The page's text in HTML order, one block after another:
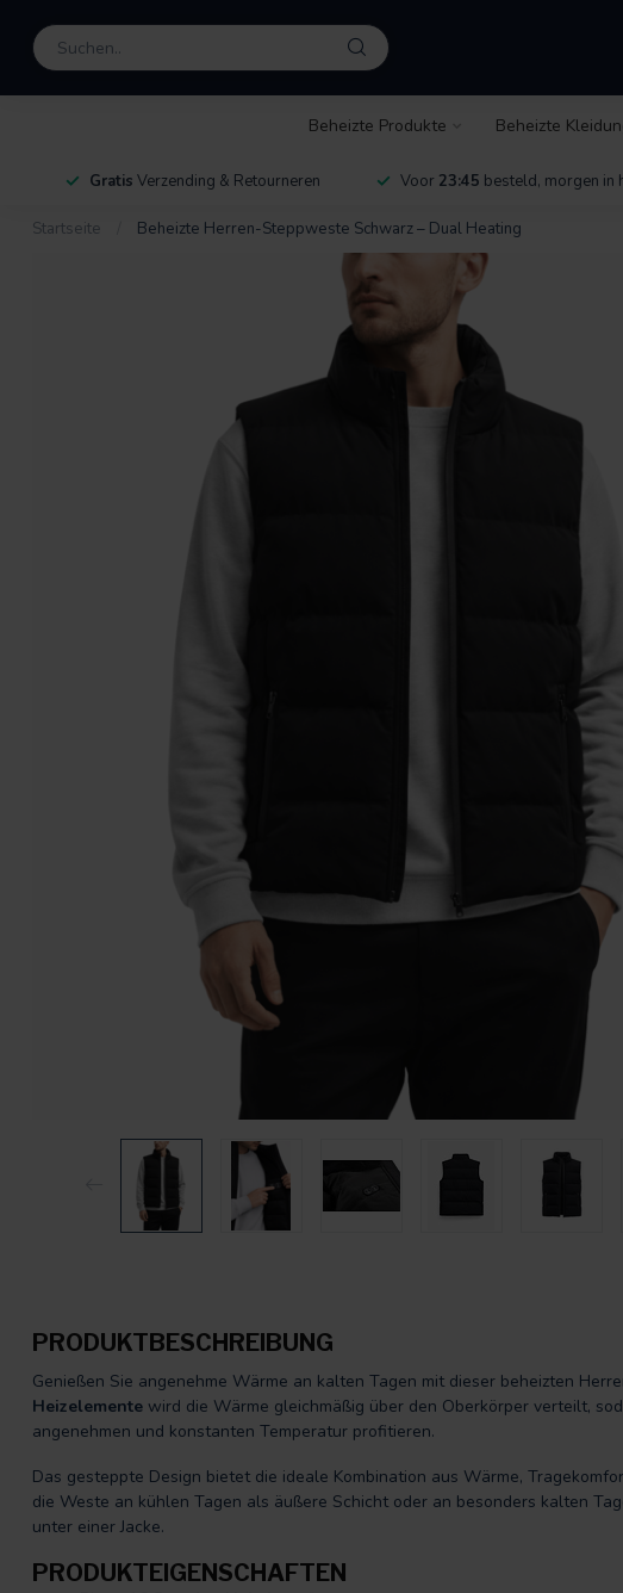
Beheizte Produkte Beheizte
Gratis Verzending & Retourneren Voor 23:45 besteld, morgen in
Startseite Beheizte Herren-Steppweste Schwarz – Dual Heating
PRODUKTBESCHREIBUNG
Genießen Sie angenehme Wärme an kalten Tagen mit dieser beheizten
Heizelemente wird die Wärme gleichmäßig über den Oberkörper verteilt,
angenehmen und konstanten Temperatur profitieren.
Das gesteppte Design bietet die ideale Kombination aus Wärme,
die Weste an kühlen Tagen als äußere Schicht oder an besonders kalten
unter einer Jacke.
PRODUKTEIGENSCHAFTEN